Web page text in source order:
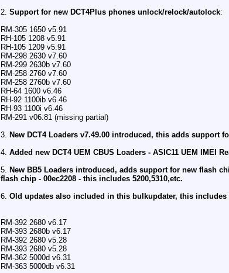
2. Support for new DCT4Plus phones unlock/relock/autolock:
RM-305 1650 v5.91
RH-105 1208 v5.91
RH-105 1209 v5.91
RM-298 2630 v7.60
RM-299 2630b v7.60
RM-258 2760 v7.60
RM-258 2760b v7.60
RH-64 1600 v6.46
RH-92 1100ib v6.46
RH-93 1100i v6.46
RM-291 v06.81 (missing partial)
3. New DCT4 Loaders v7.49.00 introduced, this adds support
4. Added new DCT4 UEM CBUS Loaders - ASIC11 UEM IMEI
5. New BB5 Loaders introduced, adds support for new flash
flash chip - 00ec2208 - this includes 5200,5310,etc.
6. Old updates also included in this bulkupdater, this includes
RM-392 2680 v6.17
RM-393 2680b v6.17
RM-392 2680 v5.28
RM-393 2680 v5.28
RM-362 5000d v6.31
RM-363 5000db v6.31